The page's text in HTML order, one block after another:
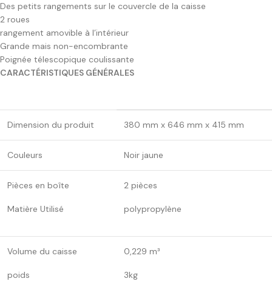
Des petits rangements sur le couvercle de la caisse
2 roues
rangement amovible à l’intérieur
Grande mais non-encombrante
Poignée télescopique coulissante
CARACTÉRISTIQUES GÉNÉRALES
Dimension du produit 380 mm x 646 mm x 415 mm
Couleurs Noir jaune
Pièces en boîte
Matière Utilisé
2 pièces
polypropylène
Volume du caisse
poids
0,229 m³
3kg